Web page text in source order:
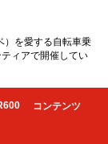
）を愛する自転車乗
ィアで開催してい
コンテンツ